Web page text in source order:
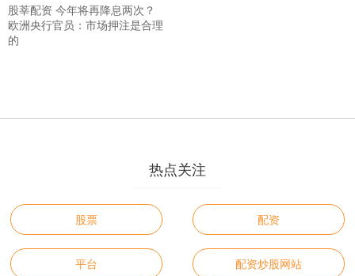
股莘配资 今年将再降息两次？
欧洲央行官员：市场押注是合理
的
热点关注
股票 配资
平台 配资炒股网站